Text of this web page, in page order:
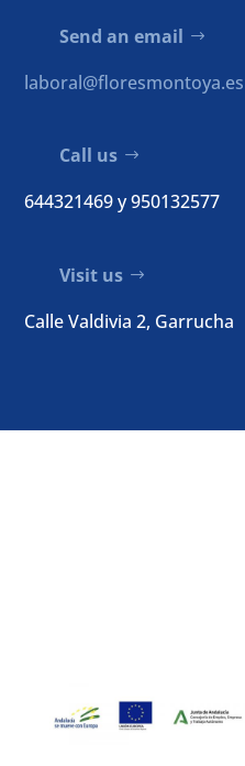
Send an email
laboral@floresmontoya.es
Call us
644321469y950132577
Visit us
Calle Valdivia 2, Garrucha